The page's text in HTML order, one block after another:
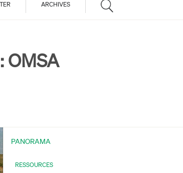
ARCHIVES
OMSA
PANORAMA
RESSOURCES